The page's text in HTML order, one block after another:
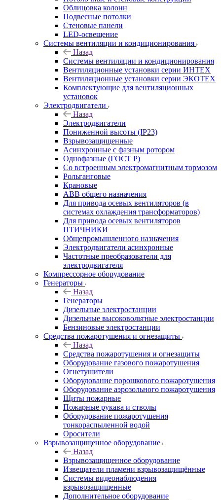
Облицовка колонн
Подвесные потолки
Стеновые панели
LED-освещение
Системы вентиляции и кондиционирования
Назад
Системы вентиляции и кондиционирования
Вентиляционные установки серии ИНТЕХ
Вентиляционные установки серии ЭКОТЕХ
Комплектующие для вентиляционных
установок
Электродвигатели
Назад
Электродвигатели
Пониженной высоты (IP23)
Взрывозащищенные
Асинхронные с фазным ротором
Однофазные (ГОСТ Р)
Со встроенным электромагнитным тормозом
Рольганговые
Крановые
АВВ общего назначения
Для привода осевых вентиляторов (в
системах охлаждения трансформаторов)
Для привода осевых вентиляторов
ПТИЧНИКИ
Общепромышленного назначения
Электродвигатели асинхронные
Частотные преобразователи для
электродвигателя
Компрессорное оборудование
Генераторы
Назад
Генераторы
Дизельные электростанции
Дизельные высоковольтные электростанции
Бензиновые электростанции
Средства пожаротушения и огнезащиты
Назад
Средства пожаротушения и огнезащиты
Оборудование газового пожаротушения
Огнетушители
Оборудование порошкового пожаротушения
Оборудование аэрозольного пожаротушения
Щиты пожарные
Пожарные рукава и стволы
Оборудование пожаротушения
тонкораспыленной водой
Оросители
Взрывозащищенное оборудование
Назад
Взрывозащищенное оборудование
Извещатели пламени взрывозащищённые
Системы видеонаблюдения
взрывозащищенные
Дополнительное оборудование